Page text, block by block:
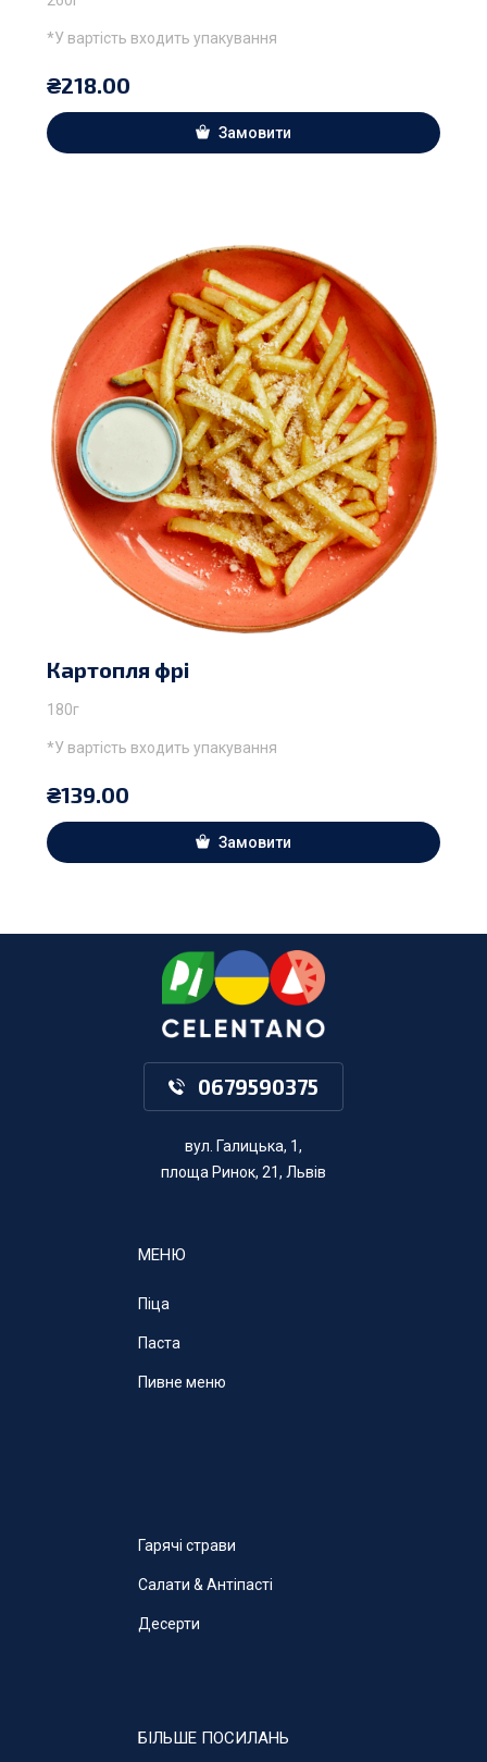
*У вартість входить упакування
₴218.00
Замовити
Картопля фрі
180г
*У вартість входить упакування
₴139.00
Замовити
0679590375
вул. Галицька, 1,
площа Ринок, 21, Львів
МЕНЮ
Піца
Паста
Пивне меню
Гарячі страви
Салати & Антіпасті
Десерти
БІЛЬШЕ ПОСИЛАНЬ